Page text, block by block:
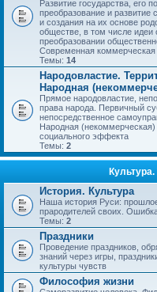
Развитие государства, его
преобразование и развитие
и создания на их основе
обществе, в том числе идеи
преобразовании
Современная коммерческая
Темы: 14
Народовластие.
Народная
Прямое народовластие,
права народа. Первичный
непосредственное
Народная
социального эффекта
Темы: 2
История. Культура
Наша история Руси:
прародителей своих.
Темы: 2
Праздники
Проведение праздников,
знаний через игры,
культуры чувств
Философия жизни